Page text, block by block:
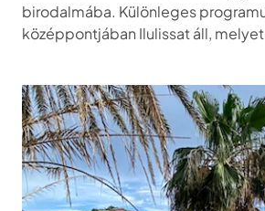
birodalmába. Különleges
középpontjában Ilulissat áll,